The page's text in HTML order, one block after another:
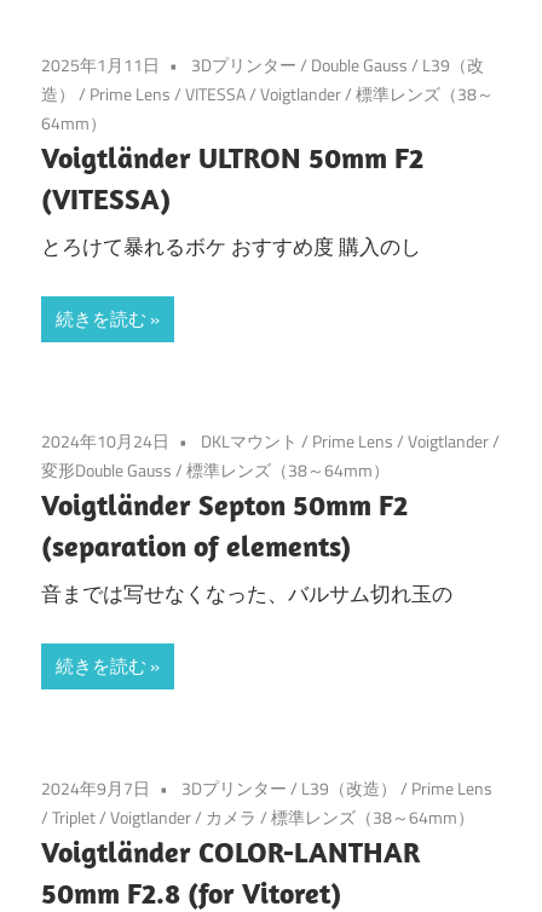
2025年1月11日 3Dプリンター/ Double Gauss/ L39（改
造） / Prime Lens/VITESSA/Voigtlander/標準レンズ（38～
64mm）
Voigtländer ULTRON 50mm F2
(VITESSA)
とろけて暴れるボケ おすすめ度 購入のし
続きを読む
2024年10月24日 DKLマウント / Prime Lens/Voigtlander/
変形Double Gauss/標準レンズ（38～64mm）
Voigtländer Septon 50mm F2
(separation of elements)
音までは写せなくなった、バルサム切れ玉の
続きを読む
2024年9月7日 3Dプリンター/ L39（改造） / Prime Lens
/Triplet/Voigtlander/ カメラ /標準レンズ（38～64mm）
Voigtländer COLOR-LANTHAR
50mm F2.8 (for Vitoret)